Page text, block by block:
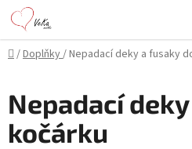
Přejít
na
obsah
Domů
/Doplňky/Nepadací deky a fusaky
Nepadací
kočárku